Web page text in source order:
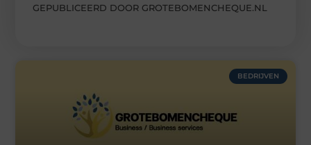
GEPUBLICEERD DOOR GROTEBOMENCHEQUE.NL
BEDRIJVEN